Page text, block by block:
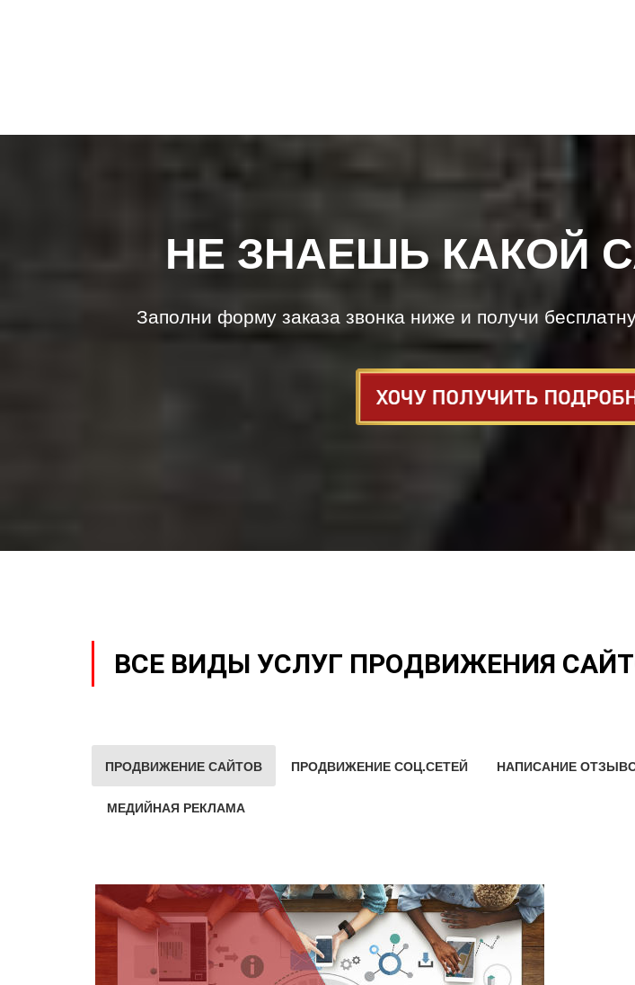
НЕ ЗНАЕШЬ КАКОЙ
Заполни форму заказа звонка ниже и получи
ВСЕ ВИДЫ УСЛУГ ПРОДВИЖЕНИЯ
ПРОДВИЖЕНИЕ САЙТОВ ПРОДВИЖЕНИЕ СОЦ.СЕТЕЙ НАПИСАНИЕ
МЕДИЙНАЯ РЕКЛАМА